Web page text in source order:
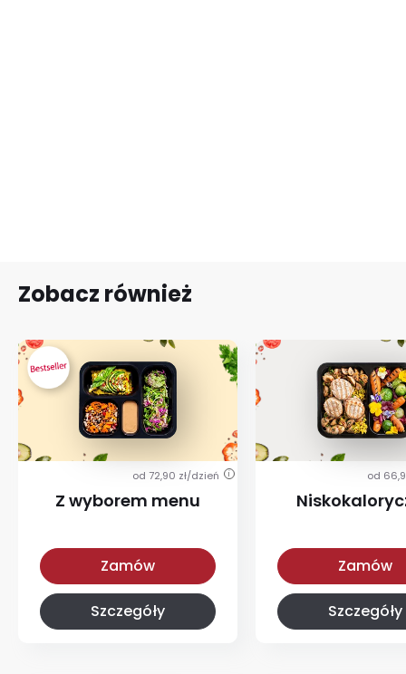
Zobacz również
od 72,90 zł/dzień i
Z wyborem menu
Zamów
Szczegóły
od
Zamów
Szczegóły